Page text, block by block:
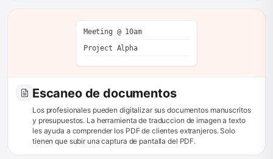
Meeting @ 10am
Project Alpha
Escaneo de documentos
Los profesionales pueden digitalizar sus documentos manuscritos
y presupuestos. La herramienta de traduccion de imagen a texto
les ayuda a comprender los PDF de clientes extranjeros. Solo
tienen que subir una captura de pantalla del PDF.